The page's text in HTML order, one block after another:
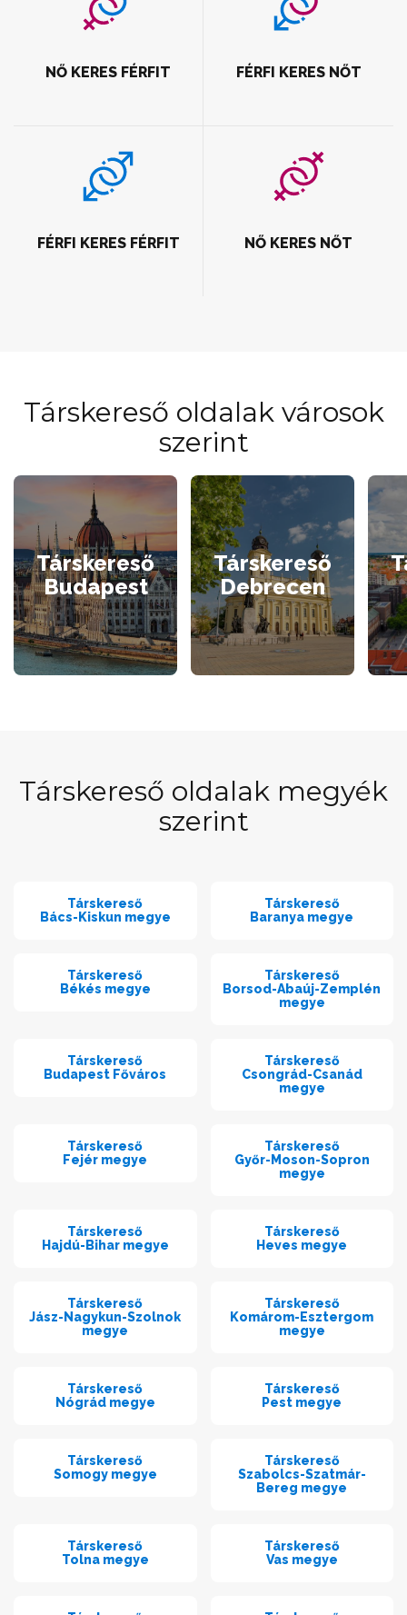
NŐ KERES FÉRFIT FÉRFI KERES NŐT
FÉRFI KERES FÉRFIT NŐ KERES NŐT
Társkereső oldalak városok
szerint
Társkereső
Budapest
Társkereső
Debrecen
Társkereső oldalak megyék
szerint
Társkereső
Bács-Kiskun megye
Társkereső
Baranya megye
Társkereső
Békés megye
Társkereső
Borsod-Abaúj-Zemplén
megye
Társkereső
Budapest Főváros
Társkereső
Csongrád-Csanád
megye
Társkereső
Fejér megye
Társkereső
Győr-Moson-Sopron
megye
Társkereső
Hajdú-Bihar megye
Társkereső
Heves megye
Társkereső
Jász-Nagykun-Szolnok
megye
Társkereső
Komárom-Esztergom
megye
Társkereső
Nógrád megye
Társkereső
Pest megye
Társkereső
Somogy megye
Társkereső
Szabolcs-Szatmár-
Bereg megye
Társkereső
Tolna megye
Társkereső
Vas megye